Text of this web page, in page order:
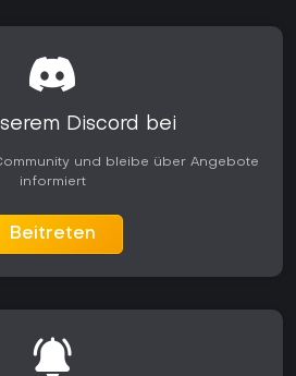
Discord bei
und bleibe über Angebote
informiert
Beitreten